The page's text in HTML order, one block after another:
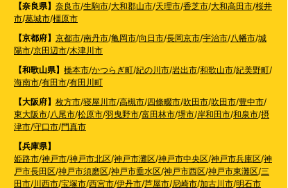
【奈良県】 奈良市/生駒市/大和郡山市/天理市/香芝市/大和高田市/桜井
市/葛城市/橿原市
【京都府】 京都市/南丹市/亀岡市/向日市/長岡京市/宇治市/八幡市/城
陽市/京田辺市/木津川市
【和歌山県】 橋本市/かつらぎ町/紀の川市/岩出市/和歌山市/紀美野町/
海南市/有田市/有田川町
【大阪府】 枚方市/寝屋川市/高槻市/四條畷市/吹田市/吹田市/豊中市/
東大阪市/八尾市/松原市/羽曳野市/富田林市/堺市/岸和田市/和泉市/摂
津市/守口市/門真市
【兵庫県】
姫路市/神戸市/神戸市北区/神戸市灘区/神戸市中央区/神戸市兵庫区/神
戸市長田区/神戸市須磨区/神戸市垂水区/神戸市西区/神戸市東灘区/三
田市/川西市/宝塚市/西宮市/伊丹市/芦屋市/尼崎市/加古川市/明石市